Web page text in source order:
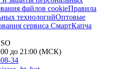
файлов cookieПравила
технологийОптовые
сервиса СмартКапча
до 21:00 (МСК)
34